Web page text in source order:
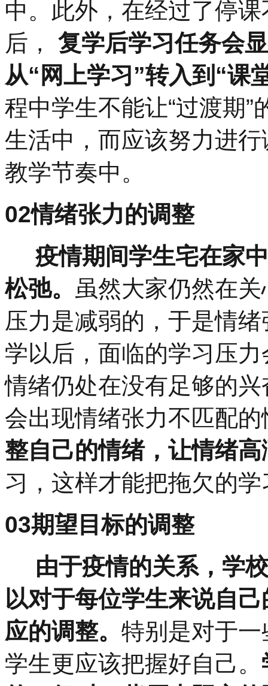
中。此外，在经过了停
后，
复学后学习任务会
从“ 网上学习 ”转入到 “课
程中学生不能让“过渡期”
生活中，而应该努力进
教学节奏中。
02情绪张力的调整
疫情期间学生宅在家
松弛。 虽然大家仍然在
压力是减弱的，于是情
学以后，面临的学习压
情绪仍处在没有足够的
会出现情绪张力不匹配
整自己的情绪，让情绪
习，这样才能把拖欠的
03期望目标的调整
由于疫情的关系，学
以对于每位学生来说自
应的调整。 特别是对于
学生更应该把握好自己。